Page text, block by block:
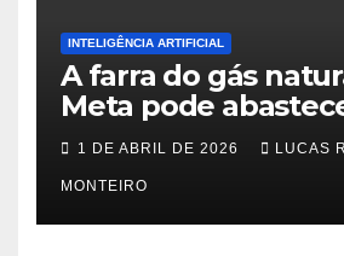
INTELIGÊNCIA ARTIFICIAL
A farra do gás
Meta pode
do Sul
1 DE ABRIL DE 2026 LUCAS
MONTEIRO